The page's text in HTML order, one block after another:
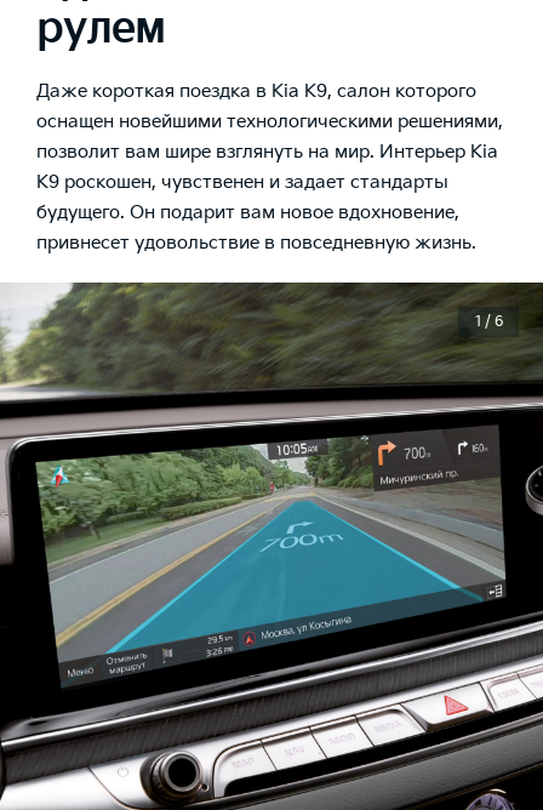
рулем
Даже короткая поездка в Kia K9, салон которого
оснащен новейшими технологическими решениями,
позволит вам шире взглянуть на мир. Интерьер Kia
K9 роскошен, чувственен и задает стандарты
будущего. Он подарит вам новое вдохновение,
привнесет удовольствие в повседневную жизнь.
1 / 6